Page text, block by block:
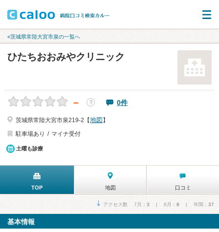
«茨城県常陸大宮市泉の一覧へ
ひたちおおみやクリニック
－ ？ 0件
茨城県常陸大宮市泉219-2【地図 】
駐車場あり
マイナ受付
土曜も診療
TOP 地図 口コミ
アクセス数 7月： 3 | 6月： 8 | 年間： 37
基本情報